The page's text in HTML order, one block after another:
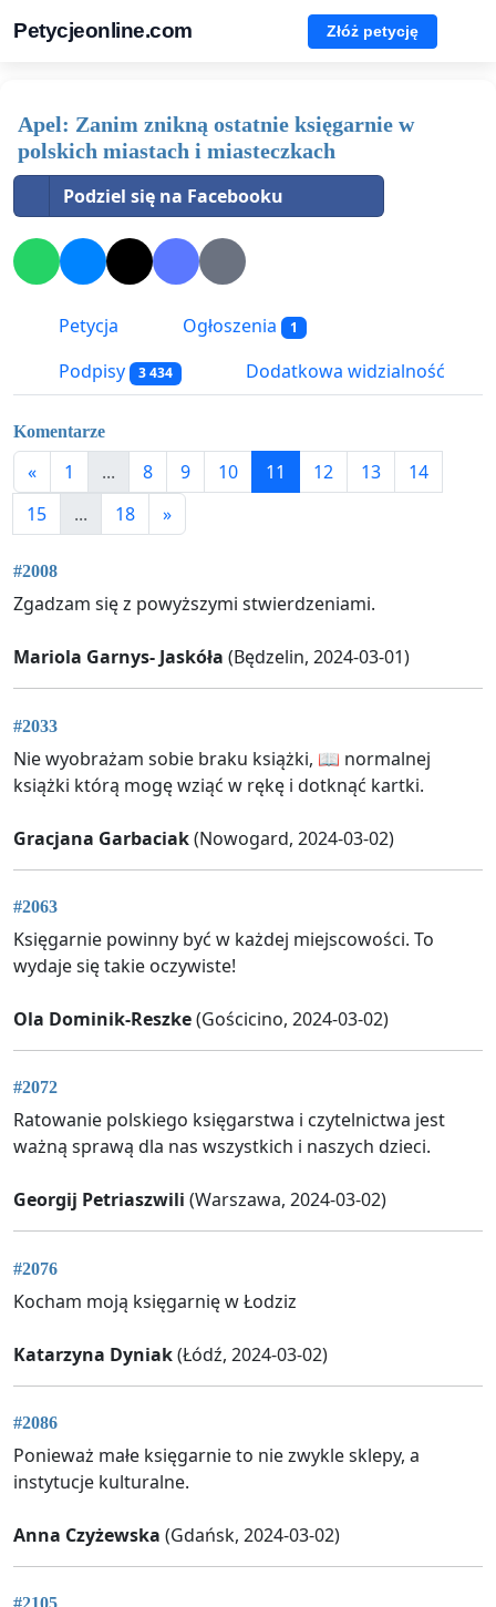
Petycjeonline.com Złóż petycję
Apel: Zanim znikną ostatnie księgarnie w
polskich miastach i miasteczkach
Podziel się na Facebooku
Petycja Ogłoszenia 1
Podpisy 3 434 Dodatkowa widzialność
Komentarze
« 1 ... 8 9 10 11 12 13
14
15
... 18 »
#2008
Zgadzam się z powyższymi stwierdzeniami.
Mariola Garnys- Jaskóła (Będzelin, 2024-03-01)
#2033
Nie wyobrażam sobie braku książki, 📖 normalnej
książki którą mogę wziąć w rękę i dotknąć kartki.
Gracjana Garbaciak(Nowogard, 2024-03-02)
#2063
Księgarnie powinny być w każdej miejscowości. To
wydaje się takie oczywiste!
Ola Dominik-Reszke(Gościcino, 2024-03-02)
#2072
Ratowanie polskiego księgarstwa i czytelnictwa jest
ważną sprawą dla nas wszystkich i naszych dzieci.
Georgij Petriaszwili (Warszawa, 2024-03-02)
#2076
Kocham moją księgarnię w Łodziz
Katarzyna Dyniak(Łódź, 2024-03-02)
#2086
Ponieważ małe księgarnie to nie zwykle sklepy, a
instytucje kulturalne.
Anna Czyżewska (Gdańsk, 2024-03-02)